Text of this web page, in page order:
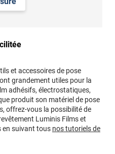
et accessoires de pose
grandement utiles pour la
adhésifs, électrostatiques,
produit son matériel de pose
offrez-vous la possibilité de
Luminis Films et
en suivant tous nos tutoriels de